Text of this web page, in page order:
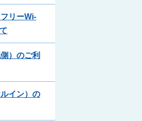
リーWi-
）のご利
イン）の